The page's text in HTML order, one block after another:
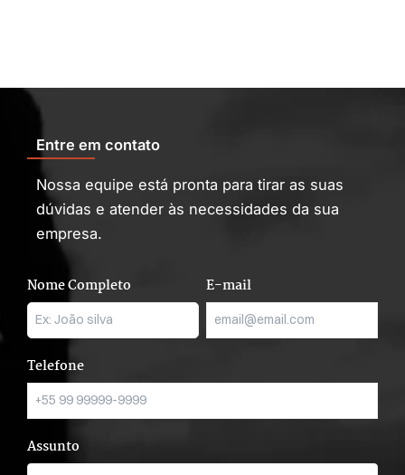
Entre em contato
Nossa equipe está pronta para tirar as suas
dúvidas e atender às necessidades da sua
empresa.
Nome Completo E-mail
Telefone
Assunto